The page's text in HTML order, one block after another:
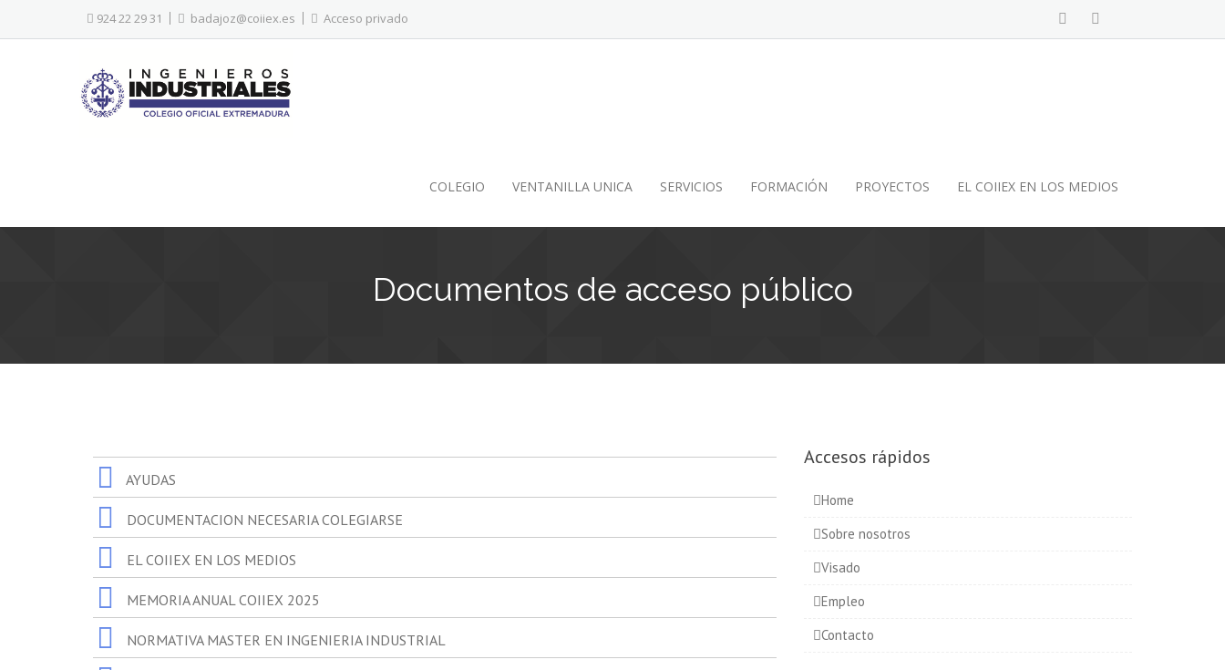
924 22 29 31 badajoz@coiiex.es Acceso privado
COLEGIO VENTANILLA UNICA SERVICIOS FORMACIÓN PROYECTOS EL COIIEX EN LOS MEDIOS
Documentos de acceso público
AYUDAS
DOCUMENTACION NECESARIA COLEGIARSE
EL COIIEX EN LOS MEDIOS
MEMORIA ANUAL COIIEX 2025
NORMATIVA MASTER EN INGENIERIA INDUSTRIAL
Accesos rápidos
Home
Sobre nosotros
Visado
Empleo
Contacto